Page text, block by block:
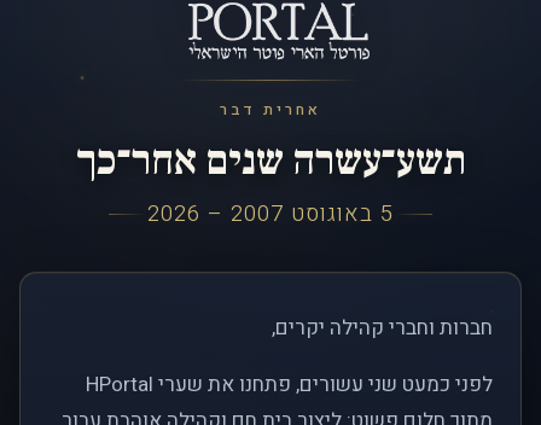
אחרית דבר
תשע־עשרה שנים אחר־כך
5 באוגוסט 2007 – 2026
חברות וחברי קהילה יקרים,
לפני כמעט שני עשורים, פתחנו את שערי HPortal